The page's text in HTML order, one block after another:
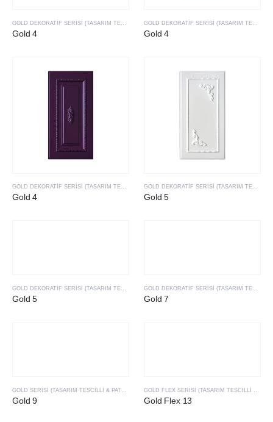
Gold 4 Gold 4
GOLD DEKORATIF SERISI (TASARIM TESCILLI & PATENTLI ÜRÜLERIMIZ)
Gold 4
GOLD DEKORATIF SERISI (TASARIM TESCILLI & PATENTLI ÜRÜLERIMIZ)
Gold 5
GOLD DEKORATIF SERISI (TASARIM TESCILLI & PATENTLI ÜRÜLERIMIZ)
Gold 5
GOLD DEKORATIF SERISI (TASARIM TESCILLI & PATENTLI ÜRÜLERIMIZ)
Gold 7
Gold 9 Gold Flex 13